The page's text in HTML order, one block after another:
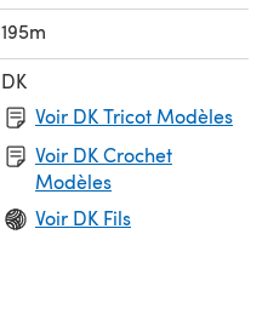
195m
DK
Voir DK Tricot Modèles
Voir DK Crochet
Modèles
Voir DK Fils